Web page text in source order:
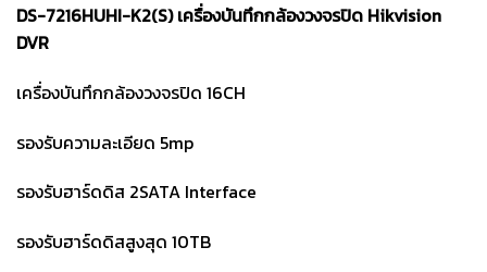
DS-7216HUHI-K2(S) เครื่องบันทึกกล้องวงจรปิด Hikvision
DVR
เครื่องบันทึกกล้องวงจรปิด 16CH
รองรับความละเอียด 5mp
รองรับฮาร์ดดิส 2SATA Interface
รองรับฮาร์ดดิสสูงสุด 10TB